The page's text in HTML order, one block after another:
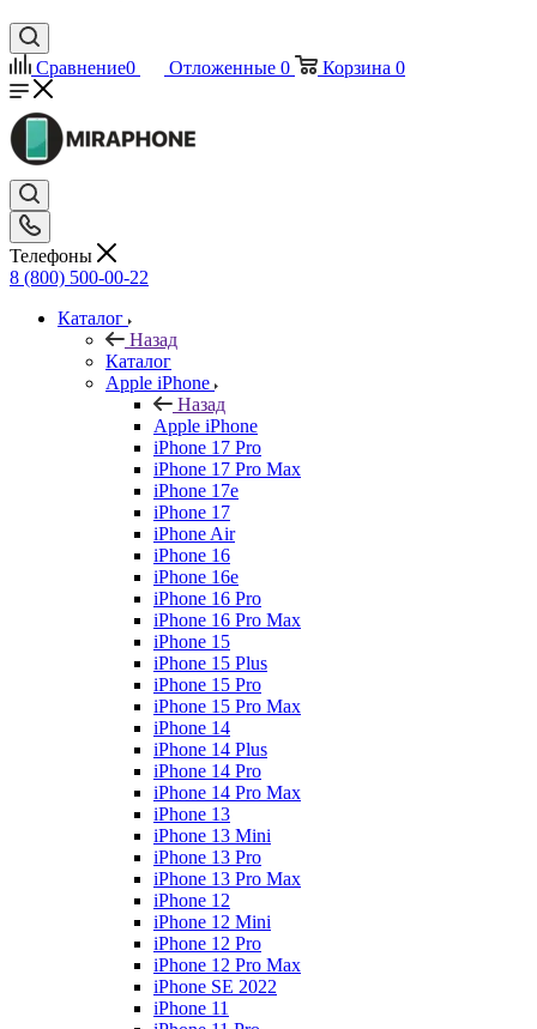
Сравнение0 Отложенные 0 Корзина 0
Телефоны
8 (800) 500-00-22
Каталог
Назад
Каталог
Apple iPhone
Назад
Apple iPhone
iPhone 17 Pro
iPhone 17 Pro Max
iPhone 17e
iPhone 17
iPhone Air
iPhone 16
iPhone 16e
iPhone 16 Pro
iPhone 16 Pro Max
iPhone 15
iPhone 15 Plus
iPhone 15 Pro
iPhone 15 Pro Max
iPhone 14
iPhone 14 Plus
iPhone 14 Pro
iPhone 14 Pro Max
iPhone 13
iPhone 13 Mini
iPhone 13 Pro
iPhone 13 Pro Max
iPhone 12
iPhone 12 Mini
iPhone 12 Pro
iPhone 12 Pro Max
iPhone SE 2022
iPhone 11